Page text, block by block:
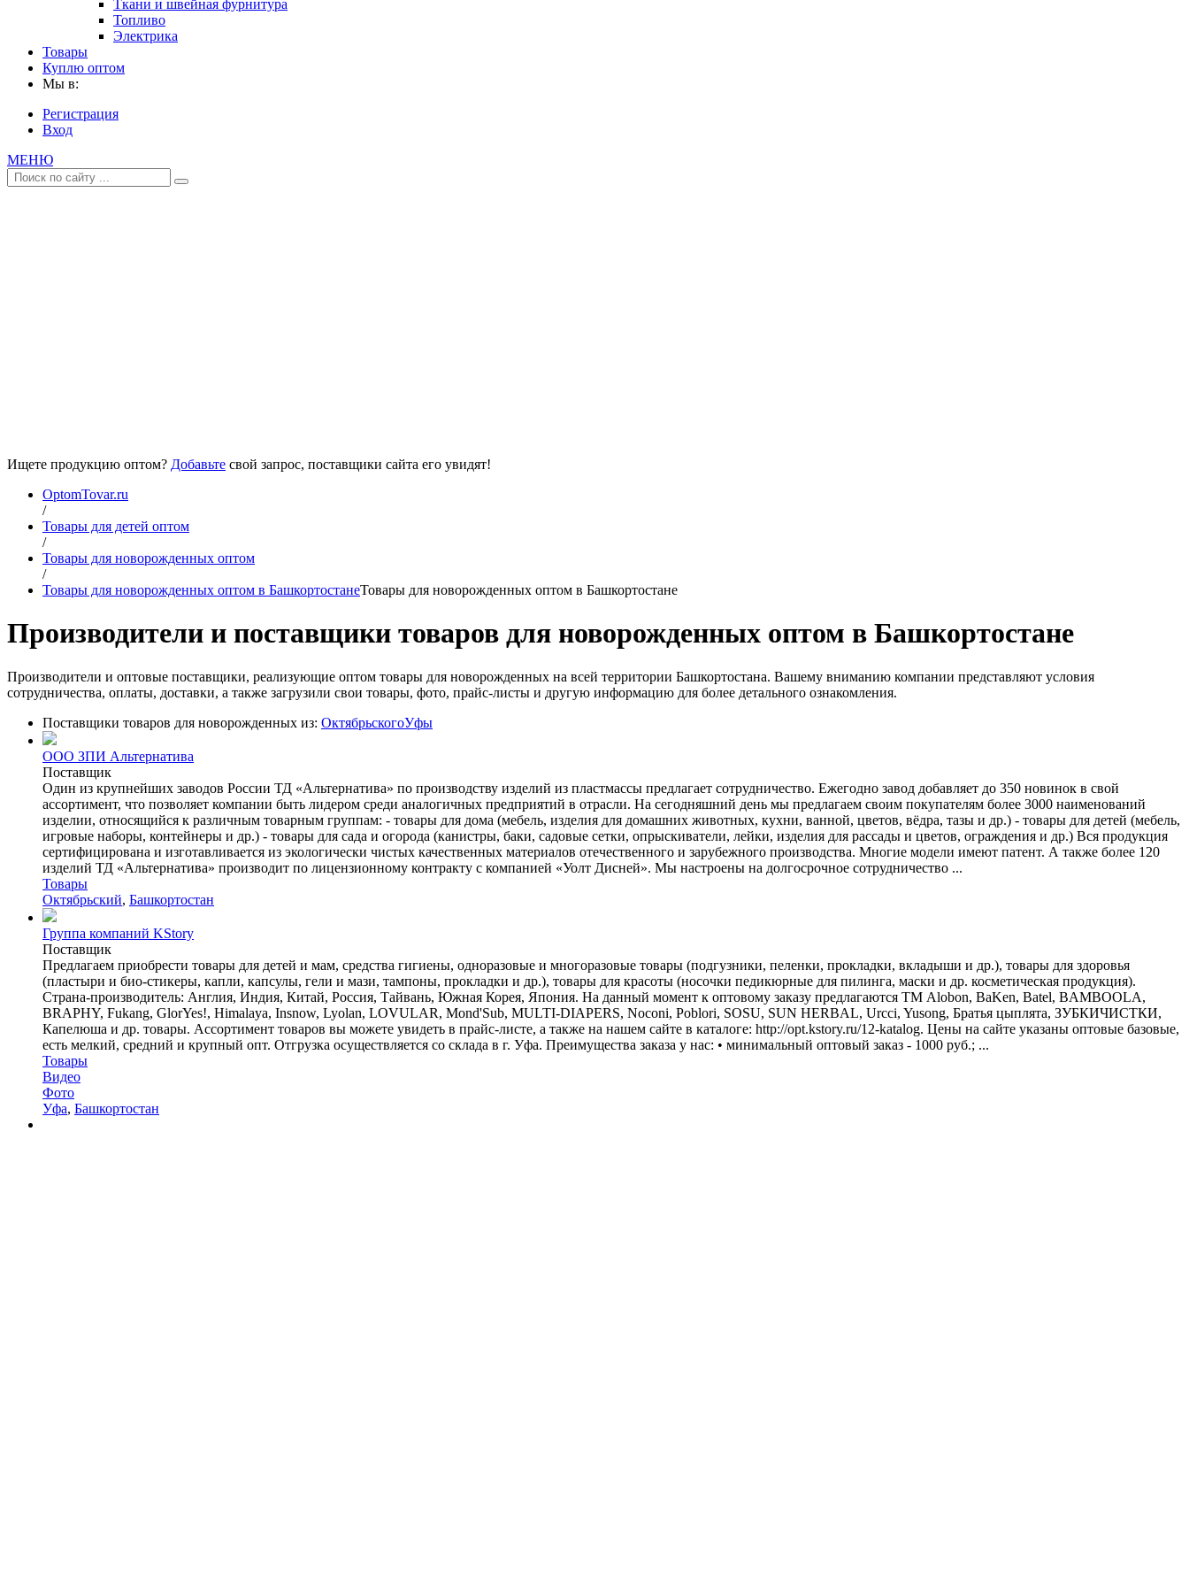
Ткани и швейная фурнитура
Топливо
Электрика
Товары
Куплю оптом
Мы в:
Регистрация
Вход
МЕНЮ
Ищете продукцию оптом? Добавьте свой запрос, поставщики сайта его увидят!
OptomTovar.ru
/
Товары для детей оптом
/
Товары для новорожденных оптом
/
Товары для новорожденных оптом в БашкортостанеТовары для новорожденных оптом в Башкортостане
Производители и поставщики товаров для новорожденных оптом в Башкортостане
Производители и оптовые поставщики, реализующие оптом товары для новорожденных на всей территории Башкортостана. Вашему вниманию компании представляют условия
сотрудничества, оплаты, доставки, а также загрузили свои товары, фото, прайс-листы и другую информацию для более детального ознакомления.
Поставщики товаров для новорожденных из: ОктябрьскогоУфы
ООО ЗПИ Альтернатива
Поставщик
Один из крупнейших заводов России ТД «Альтернатива» по производству изделий из пластмассы предлагает сотрудничество. Ежегодно завод добавляет до 350 новинок в свой
ассортимент, что позволяет компании быть лидером среди аналогичных предприятий в отрасли. На сегодняшний день мы предлагаем своим покупателям более 3000 наименований
изделии, относящийся к различным товарным группам: - товары для дома (мебель, изделия для домашних животных, кухни, ванной, цветов, вёдра, тазы и др.) - товары для детей (мебель,
игровые наборы, контейнеры и др.) - товары для сада и огорода (канистры, баки, садовые сетки, опрыскиватели, лейки, изделия для рассады и цветов, ограждения и др.) Вся продукция
сертифицирована и изготавливается из экологически чистых качественных материалов отечественного и зарубежного производства. Многие модели имеют патент. А также более 120
изделий ТД «Альтернатива» производит по лицензионному контракту с компанией «Уолт Дисней». Мы настроены на долгосрочное сотрудничество ...
Товары
Октябрьский, Башкортостан
Группа компаний KStory
Поставщик
Предлагаем приобрести товары для детей и мам, средства гигиены, одноразовые и многоразовые товары (подгузники, пеленки, прокладки, вкладыши и др.), товары для здоровья
(пластыри и био-стикеры, капли, капсулы, гели и мази, тампоны, прокладки и др.), товары для красоты (носочки педикюрные для пилинга, маски и др. косметическая продукция).
Страна-производитель: Англия, Индия, Китай, Россия, Тайвань, Южная Корея, Япония. На данный момент к оптовому заказу предлагаются ТМ Alobon, BaKen, Batel, BAMBOOLA,
BRAPHY, Fukang, GlorYes!, Himalaya, Insnow, Lyolan, LOVULAR, Mond'Sub, MULTI-DIAPERS, Noconi, Poblori, SOSU, SUN HERBAL, Urcci, Yusong, Братья цыплята, ЗУБКИЧИСТКИ,
Капелюша и др. товары. Ассортимент товаров вы можете увидеть в прайс-листе, а также на нашем сайте в каталоге: http://opt.kstory.ru/12-katalog. Цены на сайте указаны оптовые базовые,
есть мелкий, средний и крупный опт. Отгрузка осуществляется со склада в г. Уфа. Преимущества заказа у нас: • минимальный оптовый заказ - 1000 руб.; ...
Товары
Видео
Фото
Уфа, Башкортостан